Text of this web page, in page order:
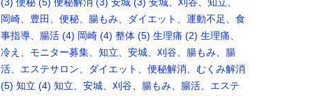
(3) 便秘 (5) 便秘解消 (3) 安城 (3) 安城、刈谷、知立、
岡崎、豊田、便秘、腸もみ、ダイエット、運動不足、食
事指導、腸活 (4) 岡崎 (4) 整体 (5) 生理痛 (2) 生理痛、
冷え、モニター募集、知立、安城、刈谷、腸もみ、腸
活、エステサロン、ダイエット、便秘解消、むくみ解消
(5) 知立 (4) 知立、安城、刈谷、腸もみ、腸活、エステ